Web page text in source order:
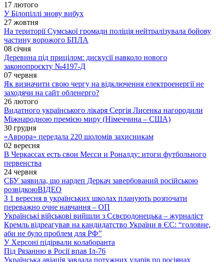
17 лютого
У Білопіллі знову вибух
27 жовтня
На території Сумської громади поліція нейтралізувала бойову
частину ворожого БПЛА
08 січня
Деревина під прицілом: дискусії навколо нового
законопроєкту №4197-Д
07 червня
Як визначити свою чергу на відключення електроенергії не
заходячи на сайт обленерго?
26 лютого
Видатного українського лікаря Сергія Лисенка нагородили
Міжнародною премією миру (Німеччина – США)
30 грудня
«Аврора» передала 220 шоломів захисникам
02 вересня
В Черкассах есть свои Месси и Роналду: итоги футбольного
первенства
24 червня
СБУ заявила, що нардеп Деркач завербований російською
розвідкоюВІДЕО
З 1 вересня в українських школах планують розпочати
переважно очне навчання – ОП
Українські військові вийшли з Сєвєродонецька – журналіст
Кремль відреагував на кандидатство України в ЄС: “головне,
аби не було проблем для РФ”
У Херсоні підірвали колаборанта
Під Рязанню в Росії впав Іл-76
Українська авіація завдала потужних ударів по росіянах